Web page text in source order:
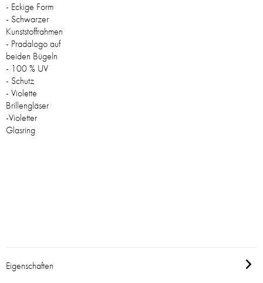
- Eckige Form
- Schwarzer
Kunststoffrahmen
- Pradalogo auf
beiden Bügeln
- 100 % UV
- Schutz
- Violette
Brillengläser
-Violetter
Glasring
Eigenschaften